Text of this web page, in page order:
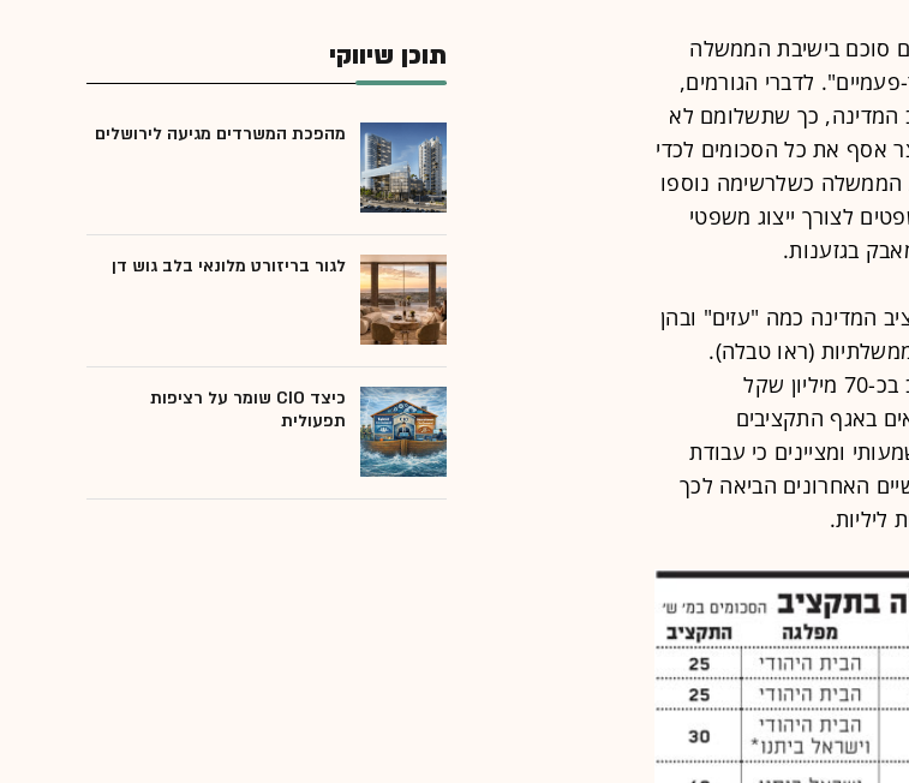
סוכם בישיבת הממשלה
הוגדרו "חד-פעמיים". לדברי הגורמים,
המדינה, כך שתשלומם לא
אסף את כל הסכומים לכדי
הממשלה כשלרשימה נוספו
למשרד המשפטים לצורך ייצוג משפטי
בגזענות.
המדינה כמה "עזים" ובהן
(ראו טבלה).
כתוצאה מהוצאת העזים יקטנו ההכנסות הצפויות בתקציב בכ-70 מיליון שקל
רקע זה רואים באגף התקציבים
ומציינים כי עבודת
האחרונים הביאה לכך
ליליות.
תוכן שיווקי
מהפכת המשרדים מגיעה לירושלים
לגור בריזורט מלונאי בלב גוש דן
כיצד CIO שומר על רציפות
תפעולית